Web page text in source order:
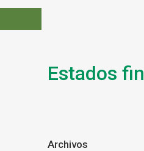
Estados
Archivos